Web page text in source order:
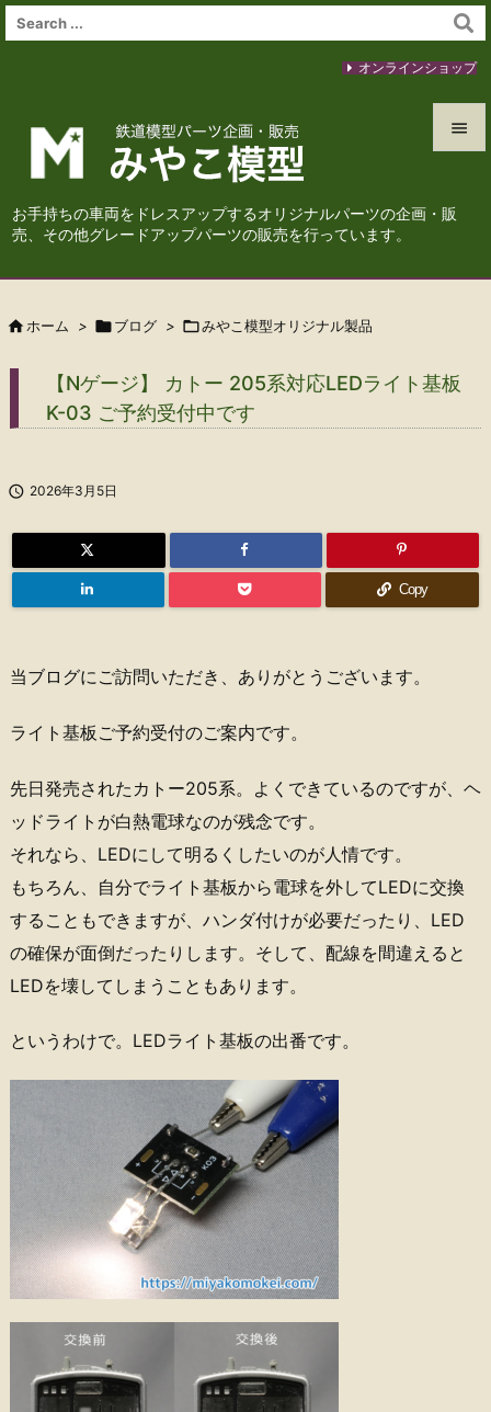
お手持ちの車両をドレスアップするオリジナルパーツの企画・販
売、その他グレードアップパーツの販売を行っています。




オンラインショップ
 ホーム > ブログ > みやこ模型オリジナル製品
【Nゲージ】 カトー 205系対応LEDライト基板
K-03 ご予約受付中です
 2026年3月5日
Copy
当ブログにご訪問いただき、ありがとうございます。
ライト基板ご予約受付のご案内です。
先日発売されたカトー205系。よくできているのですが、ヘ
ッドライトが白熱電球なのが残念です。
それなら、LEDにして明るくしたいのが人情です。
もちろん、自分でライト基板から電球を外してLEDに交換
することもできますが、ハンダ付けが必要だったり、LED
の確保が面倒だったりします。そして、配線を間違えると
LEDを壊してしまうこともあります。
というわけで。LEDライト基板の出番です。